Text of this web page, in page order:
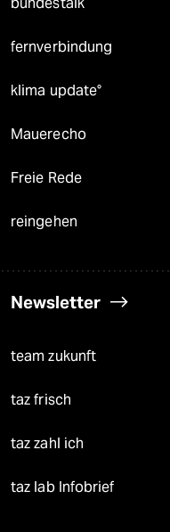
fernverbindung
klima update°
Mauerecho
Freie Rede
reingehen
Newsletter
team zukunft
taz frisch
taz zahl ich
taz lab Infobrief